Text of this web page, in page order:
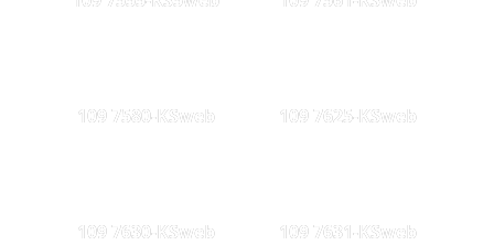
109 7580-KSweb 109 7625-KSweb
109 7630-KSweb 109 7631-KSweb